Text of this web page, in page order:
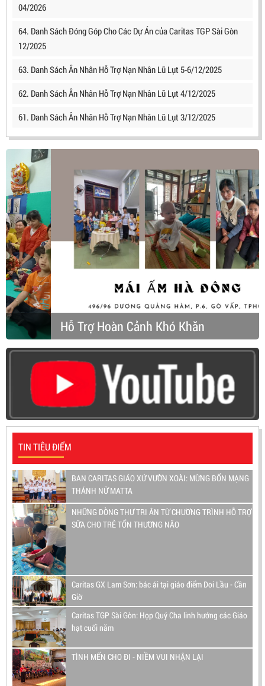
04/2026
64. Danh Sách Đóng Góp Cho Các Dự Án của Caritas TGP Sài Gòn
12/2025
63. Danh Sách Ân Nhân Hỗ Trợ Nạn Nhân Lũ Lụt 5-6/12/2025
62. Danh Sách Ân Nhân Hỗ Trợ Nạn Nhân Lũ Lụt 4/12/2025
61. Danh Sách Ân Nhân Hỗ Trợ Nạn Nhân Lũ Lụt 3/12/2025
Hỗ Trợ Hoàn Cảnh Khó Khăn
TIN TIÊU ĐIỂM
BAN CARITAS GIÁO XỨ VƯỜN XOÀI: MỪNG BỔN MẠNG
THÁNH NỮ MATTA
NHỮNG DÒNG THƯ TRI ÂN TỪ CHƯƠNG TRÌNH HỖ TRỢ
SỮA CHO TRẺ TỔN THƯƠNG NÃO
Caritas GX Lam Sơn: bác ái tại giáo điểm Doi Lầu - Cần
Giờ
Caritas TGP Sài Gòn: Họp Quý Cha linh hướng các Giáo
hạt cuối năm
TÌNH MẾN CHO ĐI - NIỀM VUI NHẬN LẠI